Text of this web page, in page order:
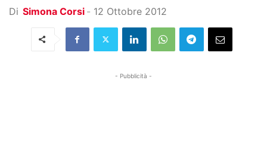
Di Simona Corsi - 12 Ottobre 2012
- Pubblicità -